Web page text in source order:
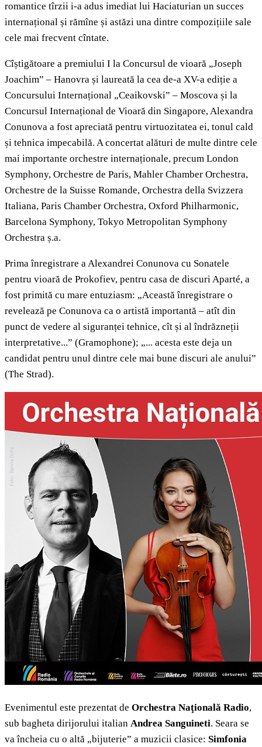
romantice tîrzii i-a adus imediat lui Haciaturian un succes
internațional și rămîne și astăzi una dintre compozițiile sale
cele mai frecvent cîntate.
Cîștigătoare a premiului I la Concursul de vioară „Joseph
Joachim” – Hanovra și laureată la cea de-a XV-a ediție a
Concursului Internațional „Ceaikovski” – Moscova și la
Concursul Internațional de Vioară din Singapore, Alexandra
Conunova a fost apreciată pentru virtuozitatea ei, tonul cald
și tehnica impecabilă. A concertat alături de multe dintre cele
mai importante orchestre internaționale, precum London
Symphony, Orchestre de Paris, Mahler Chamber Orchestra,
Orchestre de la Suisse Romande, Orchestra della Svizzera
Italiana, Paris Chamber Orchestra, Oxford Philharmonic,
Barcelona Symphony, Tokyo Metropolitan Symphony
Orchestra ș.a.
Prima înregistrare a Alexandrei Conunova cu Sonatele
pentru vioară de Prokofiev, pentru casa de discuri Aparté, a
fost primită cu mare entuziasm: „Această înregistrare o
revelează pe Conunova ca o artistă importantă – atît din
punct de vedere al siguranței tehnice, cît și al îndrăzneții
interpretative...” (Gramophone); „... acesta este deja un
candidat pentru unul dintre cele mai bune discuri ale anului”
(The Strad).
Evenimentul este prezentat de Orchestra Naţională Radio,
sub bagheta dirijorului italian Andrea Sanguineti. Seara se
va încheia cu o altă „bijuterie” a muzicii clasice: Simfonia